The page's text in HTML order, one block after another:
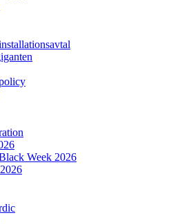
Week 2026